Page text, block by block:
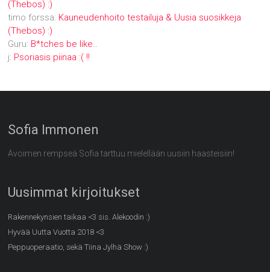
(Thebos) :)
timo forssa: Kauneudenhoito testailuja & Uusia suosikkeja
(Thebos) :)
Guru: B*tches be like..
j: Psoriasis piinaa :( !!
Sofia Immonen
Avoimen rempseä Sofia tarttuu mielellään uusiin haasteisiin!
Uusimmat kirjoitukset
Rakennekynsien taikaa <3 sis. Alekoodin :)
Hyvää Uutta Vuotta 2018 <3
Peppuoperaatio, sekä Tiina Jylhä Show :)